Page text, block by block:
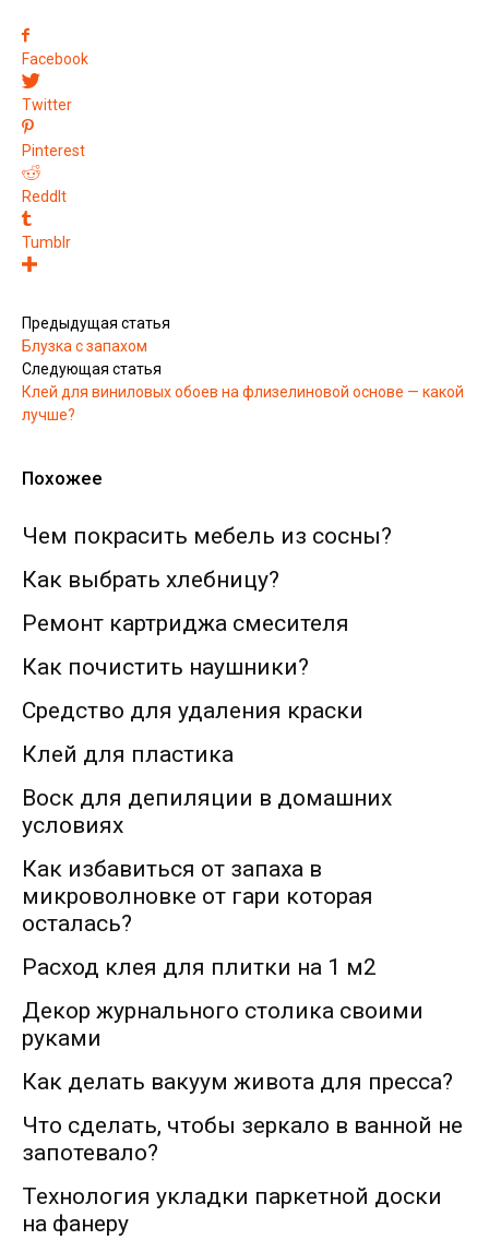
Facebook
Twitter
Pinterest
ReddIt
Tumblr
Предыдущая статья
Блузка с запахом
Следующая статья
Клей для виниловых обоев на флизелиновой основе — какой
лучше?
Похожее
Чем покрасить мебель из сосны?
Как выбрать хлебницу?
Ремонт картриджа смесителя
Как почистить наушники?
Средство для удаления краски
Клей для пластика
Воск для депиляции в домашних
условиях
Как избавиться от запаха в
микроволновке от гари которая
осталась?
Расход клея для плитки на 1 м2
Декор журнального столика своими
руками
Как делать вакуум живота для пресса?
Что сделать, чтобы зеркало в ванной не
запотевало?
Технология укладки паркетной доски
на фанеру